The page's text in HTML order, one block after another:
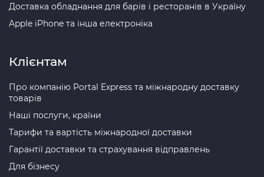
Доставка обладнання для барів і ресторанів в Україну
Apple iPhone та інша електроніка
Клієнтам
Про компанію Portal Express та міжнародну доставку
товарів
Наші послуги, країни
Тарифи та вартість міжнародної доставки
Гарантії доставки та страхування відправлень
Для бізнесу